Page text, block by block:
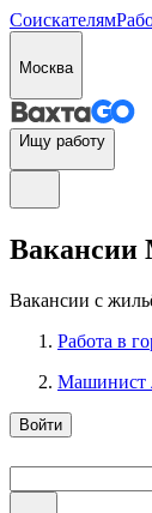
Соискателям
Москва
Ищу работу
Вакансии
Вакансии с
Работа в
Машинист
Войти